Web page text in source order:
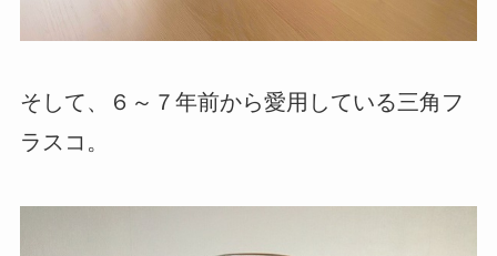
そして、６～７年前から愛用している三角フ
ラスコ。